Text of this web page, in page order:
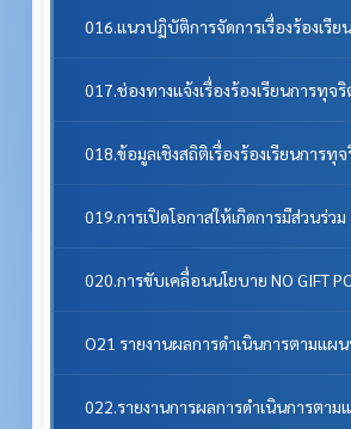
016.แนวปฏิบัติการจัดการเรื่องร้องเ
017.ช่องทางแจ้งเรื่องร้องเรียนการทุ
018.ข้อมูลเชิงสถิติเรื่องร้องเรียนกา
019.การเปิดโอกาสให้เกิดการมีส่วนร่วม
020.การขับเคลื่อนนโยบาย NO GIFT
O21 รายงานผลการดำเนินการตามแผ
022.รายงานการผลการดำเนินการตา